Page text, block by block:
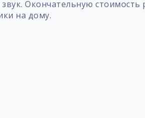
Окончательную стоимость
на дому.